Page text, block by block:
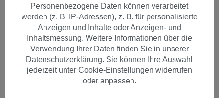
Damen Perücke schwarz
samtschwarz lang gelockt
Personenbezogene Daten können verarbeitet
werden (z. B. IP-Adressen), z. B. für personalisierte
Anzeigen und Inhalte oder Anzeigen- und
Inhaltsmessung. Weitere Informationen über die
Verwendung Ihrer Daten finden Sie in unserer
Datenschutzerklärung. Sie können Ihre Auswahl
jederzeit unter Cookie-Einstellungen widerrufen
oder anpassen.